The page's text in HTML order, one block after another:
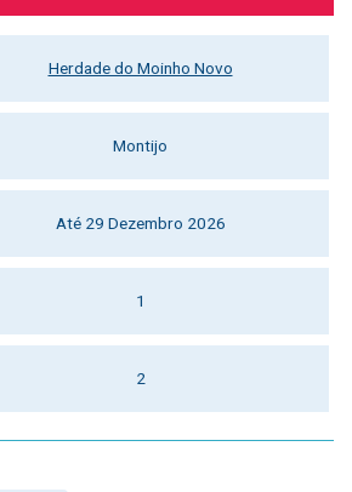
Herdade do Moinho Novo
Montijo
Até 29 Dezembro 2026
1
2